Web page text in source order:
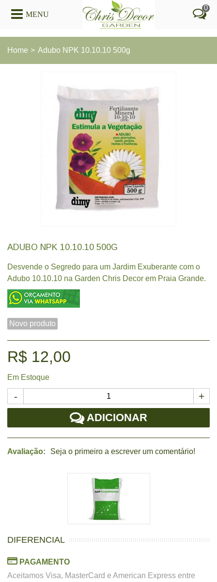
MENU
0
Home > Adubo NPK 10.10.10 500g
ADUBO NPK 10.10.10 500G
Desvende o Segredo para um Jardim Exuberante com o
Adubo 10.10.10 na Garden Chris Decor em Praia Grande.
Novo produto
R$ 12,00
Em Estoque
- +
ADICIONAR
Avaliação: Seja o primeiro a escrever um comentário!
DIFERENCIAL
PAGAMENTO
Aceitamos Visa, MasterCard e American Express entre